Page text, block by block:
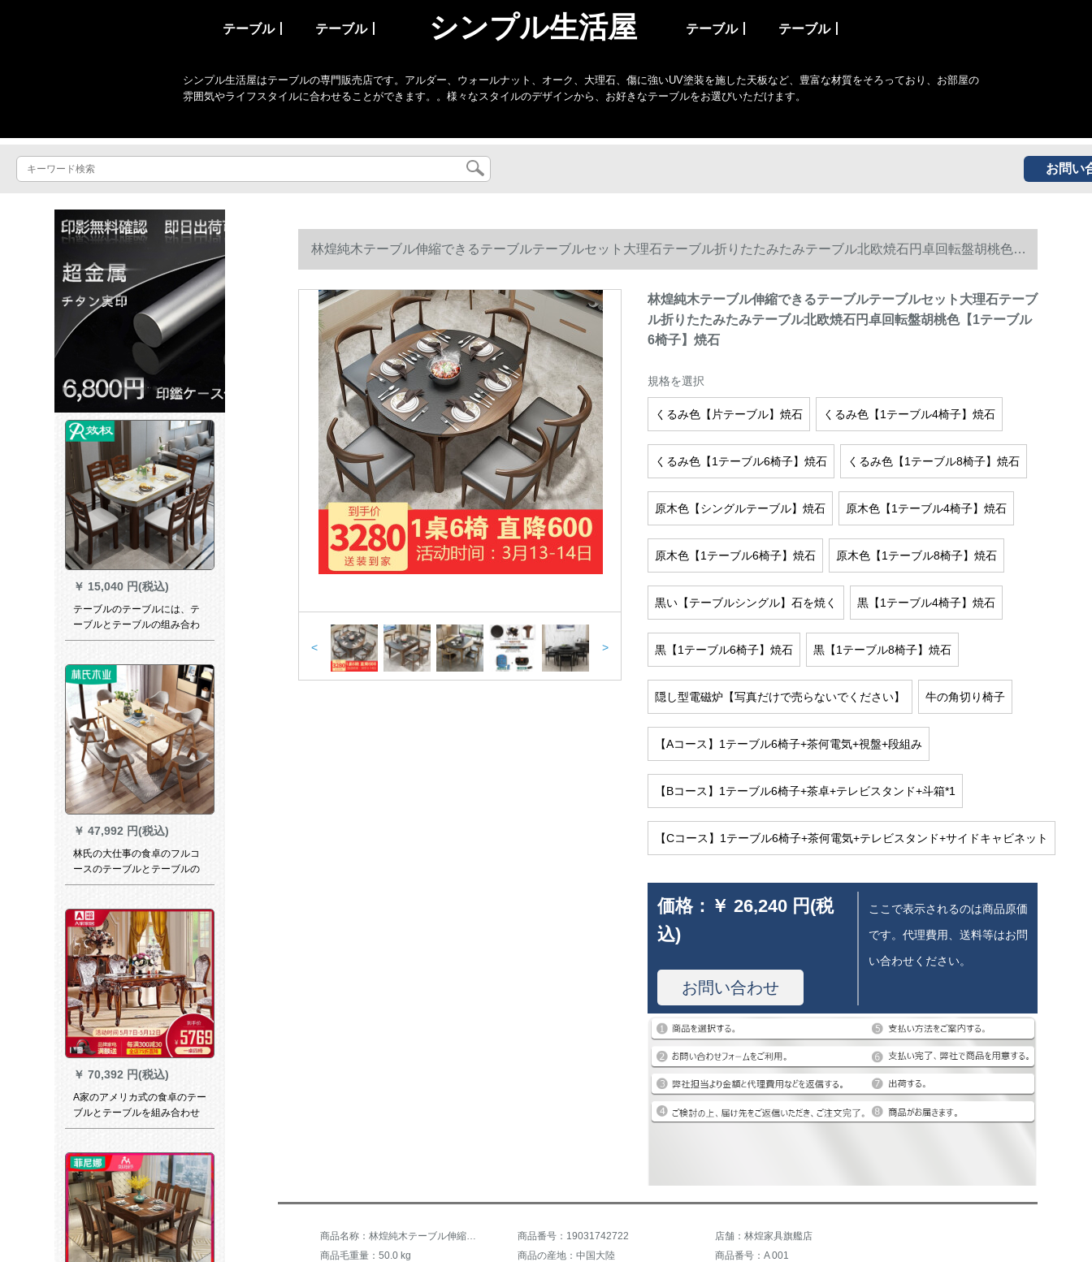
テーブル丨 テーブル丨 シンプル生活屋 テーブル丨 テーブル丨
シンプル生活屋はテーブルの専門販売店です。アルダー、ウォールナット、オーク、大理石、傷に強いUV塗装を施した天板など、豊富な材質をそろっており、お部屋の
雰囲気やライフスタイルに合わせることができます。。様々なスタイルのデザインから、お好きなテーブルをお選びいただけます。
お問い
￥ 15,040 円(税込)
テーブルのテーブルには、テ
ーブルとテーブルの组み合わ
せが伸縮したものがありま
￥ 47,992 円(税込)
林氏の大仕事の食卓のフルコ
ースのテーブルとテーブルの
組み合わせ6椅子の北欧家庭用
ーブル+LS 046 S 1食事用椅子
*6
￥ 70,392 円(税込)
A家のアメリカ式の食卓のテー
ブルとテーブルを組み合わせ
て食事をします。テーブルと
トランの家具を組み合わせま
す。
林煌純木テーブル伸縮できるテーブルテーブルセット大理石テーブル折りたたみたみテーブル北欧焼石円卓回転盤胡桃色【1
テーブル6椅子】焼石
< >
林煌純木テーブル伸縮できるテーブルテーブルセット大理石テーブ
ル折りたたみたみテーブル北欧焼石円卓回転盤胡桃色【1テーブル
6椅子】焼石
規格を選択
くるみ色【片テーブル】焼石 くるみ色【1テーブル4椅子】焼石
くるみ色【1テーブル6椅子】焼石 くるみ色【1テーブル8椅子】焼石
原木色【シングルテーブル】焼石 原木色【1テーブル4椅子】焼石
原木色【1テーブル6椅子】焼石 原木色【1テーブル8椅子】焼石
黒い【テーブルシングル】石を焼く 黒【1テーブル4椅子】焼石
黒【1テーブル6椅子】焼石 黒【1テーブル8椅子】焼石
隠し型電磁炉【写真だけで売らないでください】 牛の角切り椅子
【Aコース】1テーブル6椅子+茶何電気+視盤+段組み
【Bコース】1テーブル6椅子+茶卓+テレビスタンド+斗箱*1
【Cコース】1テーブル6椅子+茶何電気+テレビスタンド+サイドキャビネット
価格： ￥ 26,240 円(税
込)
お問い合わせ
ここで表示されるのは商品原価
です。代理費用、送料等はお問
い合わせください。
商品名称：林煌純木テーブル伸縮可能なテーブルとテーブルの組み合わせ大理石テーブル折りたたみテーブル北欧焼石円卓回転盤胡桃色【1テーブル6椅子】焼石 商品番号：19031742722
店舗：林煌家具旗艦店
商品毛重量：50.0 kg
商品の産地：中国大陸
商品番号：A 001